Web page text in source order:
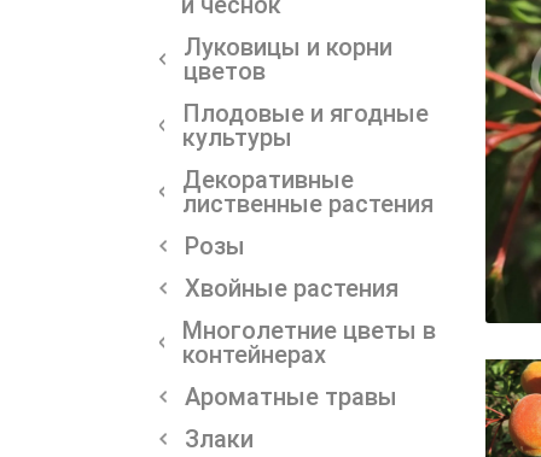
Луковицы и корни
цветов
Плодовые и ягодные
культуры
Декоративные
лиственные растения
Розы
Хвойные растения
Многолетние цветы в
контейнерах
Ароматные травы
Злаки